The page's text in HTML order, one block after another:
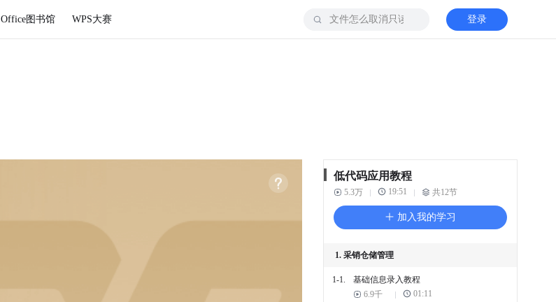
Office图书馆 WPS大赛 登录
低代码应用教程
5.3万 19:51 共12节
加入我的学习
1. 采销仓储管理
1-1.
基础信息录入教程
6.9千
01:11